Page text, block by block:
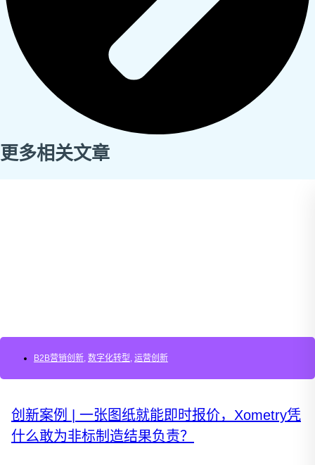
更多相关文章
B2B营销创新, 数字化转型, 运营创新
创新案例 | 一张图纸就能即时报价，Xometry凭
什么敢为非标制造结果负责？